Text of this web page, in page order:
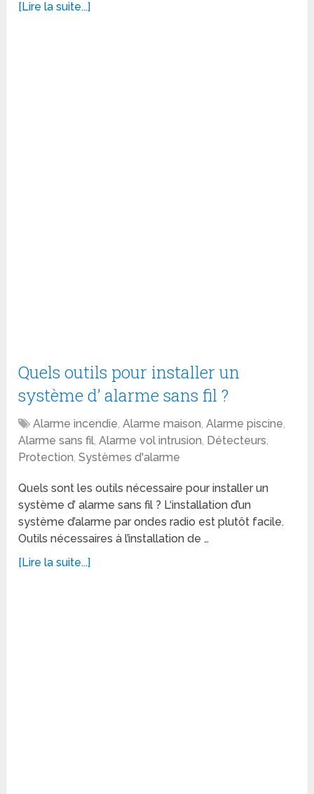
[Lire la suite...]
Quels outils pour installer un
système d’ alarme sans fil ?
Alarme incendie,Alarme maison,Alarme piscine,
Alarme sans fil,Alarme vol intrusion, Détecteurs,
Protection,Systèmes d'alarme
Quels sont les outils nécessaire pour installer un
système d’ alarme sans fil ? L‘installation d’un
système d’alarme par ondes radio est plutôt facile.
Outils nécessaires à l’installation de …
[Lire la suite...]